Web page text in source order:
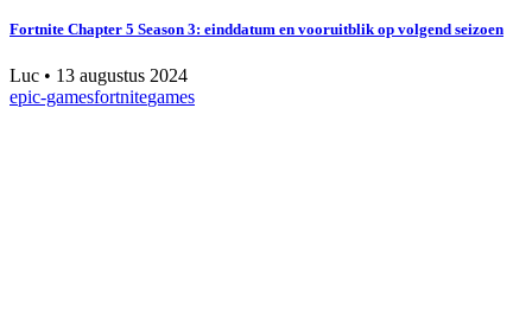
Fortnite Chapter 5 Season 3: einddatum en vooruitblik op volgend seizoen
Luc • 13 augustus 2024
epic-gamesfortnitegames